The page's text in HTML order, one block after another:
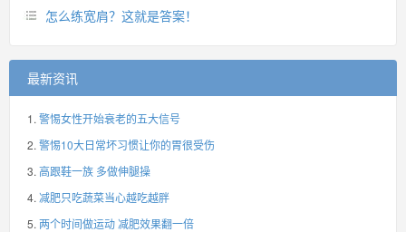
怎么练宽肩？这就是答案！
最新资讯
警惕女性开始衰老的五大信号
警惕10大日常坏习惯让你的胃很受伤
高跟鞋一族 多做伸腿操
减肥只吃蔬菜当心越吃越胖
两个时间做运动 减肥效果翻一倍